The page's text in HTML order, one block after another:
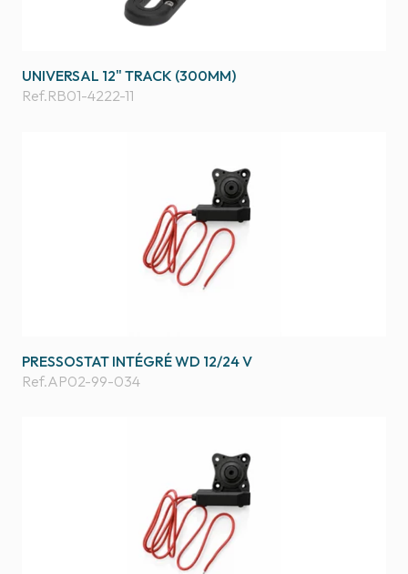
UNIVERSAL 12" TRACK (300MM)
Ref.RB01-4222-11
PRESSOSTAT INTÉGRÉ WD 12/24 V
Ref.AP02-99-034